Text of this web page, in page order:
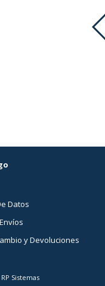
Datos
y Devoluciones
Sistemas